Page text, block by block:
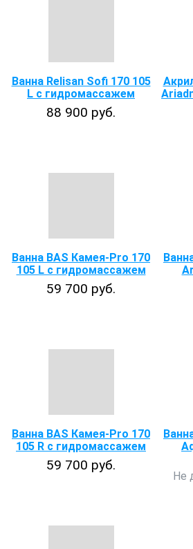
Ванна Relisan Sofi 170 105
L с гидромассажем
88 900 руб.
Ванна BAS Камея-Pro 170
105 L с гидромассажем
59 700 руб.
Ванна BAS Камея-Pro 170
105 R с гидромассажем
59 700 руб.
Не